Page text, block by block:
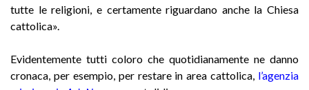
tutte le religioni, e certamente riguardano anche la Chiesa
cattolica».
Evidentemente tutti coloro che quotidianamente ne danno
cronaca, per esempio, per restare in area cattolica, l’agenzia